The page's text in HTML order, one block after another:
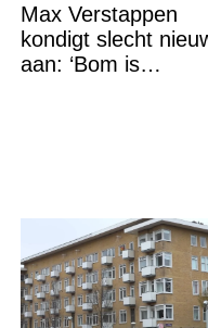
Max Verstappen
kondigt slecht
aan: ‘Bom is